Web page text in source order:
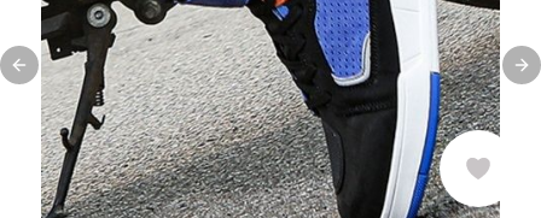
Previous slide